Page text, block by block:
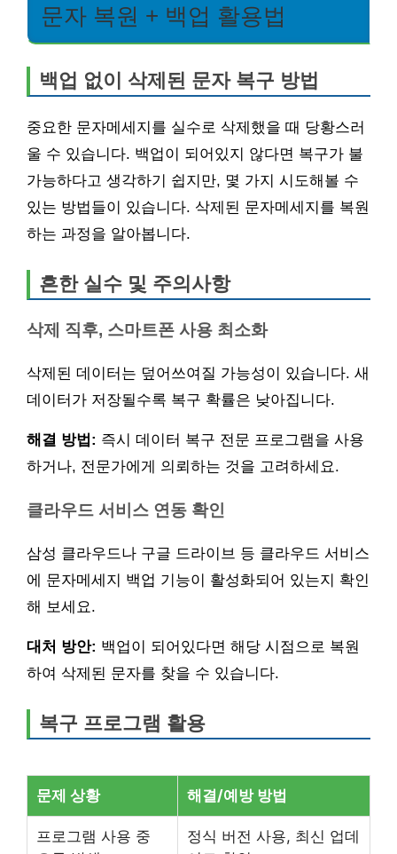
문자 복원 + 백업 활용법
백업 없이 삭제된 문자 복구 방법
중요한 문자메세지를 실수로 삭제했을 때 당황스러
울 수 있습니다. 백업이 되어있지 않다면 복구가 불
가능하다고 생각하기 쉽지만, 몇 가지 시도해볼 수
있는 방법들이 있습니다. 삭제된 문자메세지를 복원
하는 과정을 알아봅니다.
흔한 실수 및 주의사항
삭제 직후, 스마트폰 사용 최소화
삭제된 데이터는 덮어쓰여질 가능성이 있습니다. 새
데이터가 저장될수록 복구 확률은 낮아집니다.
해결 방법: 즉시 데이터 복구 전문 프로그램을 사용
하거나, 전문가에게 의뢰하는 것을 고려하세요.
클라우드 서비스 연동 확인
삼성 클라우드나 구글 드라이브 등 클라우드 서비스
에 문자메세지 백업 기능이 활성화되어 있는지 확인
해 보세요.
대처 방안: 백업이 되어있다면 해당 시점으로 복원
하여 삭제된 문자를 찾을 수 있습니다.
복구 프로그램 활용
문제 상황 해결/예방 방법
프로그램 사용 중
정식 버전 사용, 최신 업데